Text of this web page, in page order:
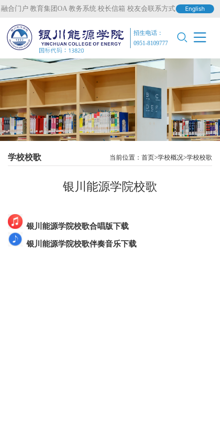
融合门户 教育集团OA 教务系统 校长信箱 校友会联系方式 English
招生电话：
0951-8109777
学校校歌 当前位置：首页 学校概况 学校校歌
银川能源学院校歌
银川能源学院校歌合唱版下载
银川能源学院校歌伴奏音乐下载